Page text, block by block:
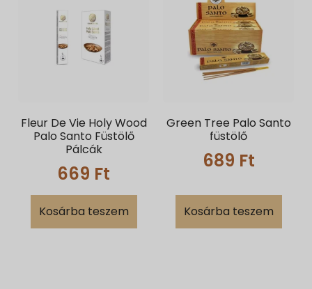
Fleur De Vie Holy Wood
Palo Santo Füstölő
Pálcák
669 Ft
Kosárba teszem
Green Tree Palo Santo
füstölő
689 Ft
Kosárba teszem